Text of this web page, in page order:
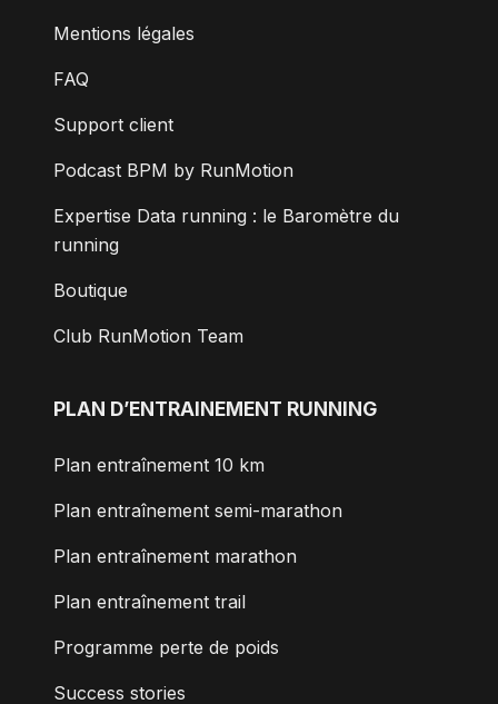
Mentions légales
FAQ
Support client
Podcast BPM by RunMotion
Expertise Data running : le Baromètre du
running
Boutique
Club RunMotion Team
PLAN D’ENTRAINEMENT RUNNING
Plan entraînement 10 km
Plan entraînement semi-marathon
Plan entraînement marathon
Plan entraînement trail
Programme perte de poids
Success stories